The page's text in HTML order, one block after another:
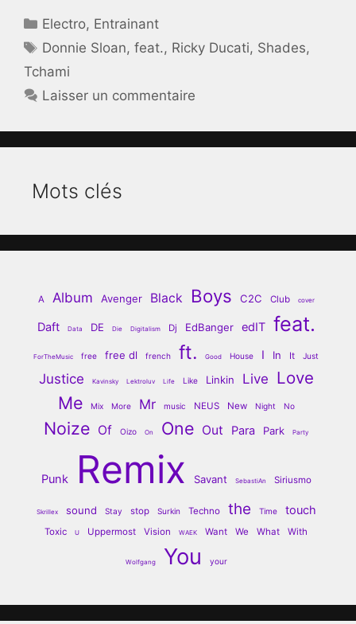
Catégories
Electro, Entrainant
Étiquettes
Donnie Sloan,feat., Ricky Ducati, Shades,
Tchami
Laisser un commentaire
Mots clés
A Album Avenger Black Boys C2C Club cover
Daft Data DE Die Digitalism Dj EdBanger edIT feat.
ForTheMusic free free dl french ft. Good House I In It Just
Justice Kavinsky Lektroluv Life Like Linkin Live Love
Me Mix More Mr music NEUS New Night No
Noize Of Oizo On One Out Para Park Party
Punk Remix Savant SebastiAn Siriusmo
Skrillex sound Stay stop Surkin Techno the Time touch
Toxic U Uppermost Vision WAEK Want We What With
Wolfgang You your